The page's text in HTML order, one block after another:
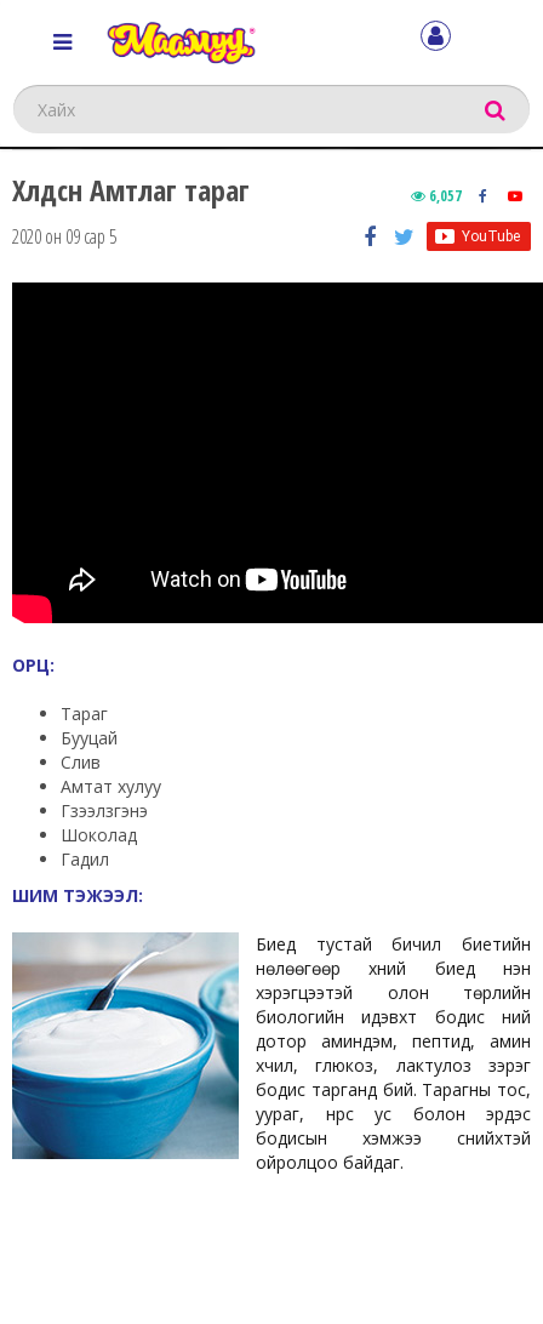
Хайх
Хөлдөөсөн Амтлаг тараг 6,057
2020 он 09 сар 5
ОРЦ:
Тараг
Бууцай
Слив
Амтат хулуу
Гүзээлзгэнэ
Шоколад
Гадил
ШИМ ТЭЖЭЭЛ:
Биед тустай бичил биетийн
нөлөөгөөр хүний биед нэн
хэрэгцээтэй олон төрлийн
биологийн идэвхт бодис үүний
дотор аминдэм, пептид, амин
хүчил, глюкоз, лактулоз зэрэг
бодис тарганд бий. Тарагны тос,
уураг, нүүрс ус болон эрдэс
бодисын хэмжээ сүүнийхтэй
ойролцоо байдаг.